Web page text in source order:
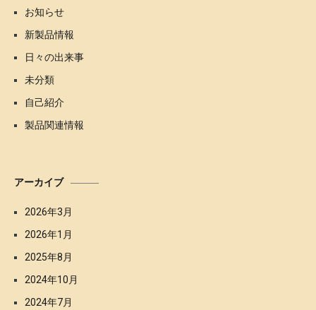
お知らせ
新製品情報
日々の出来事
未分類
自己紹介
製品関連情報
アーカイブ
2026年3月
2026年1月
2025年8月
2024年10月
2024年7月